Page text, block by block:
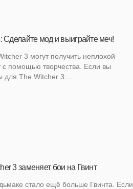
Сделайте мод и выиграйте меч!
3 могут получить неплохой
с помощью творчества. Если вы
для The Witcher 3:...
3 заменяет бои на Гвинт
стало ещё больше Гвинта. Если